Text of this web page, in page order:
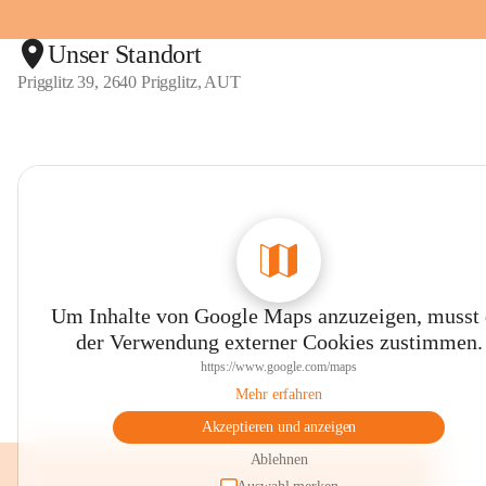
Unser Standort
Prigglitz 39, 2640 Prigglitz, AUT
Um Inhalte von Google Maps anzuzeigen, musst
der Verwendung externer Cookies zustimmen.
https://www.google.com/maps
Mehr erfahren
Akzeptieren und anzeigen
Ablehnen